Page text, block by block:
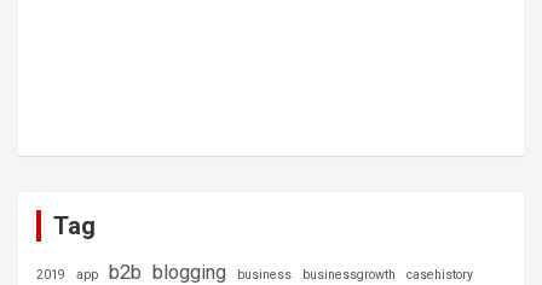
Tag
2019 app b2b blogging business businessgrowth casehistory